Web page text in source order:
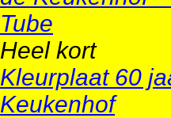
Tube
Heel kort
Kleurplaat 60
Keukenhof